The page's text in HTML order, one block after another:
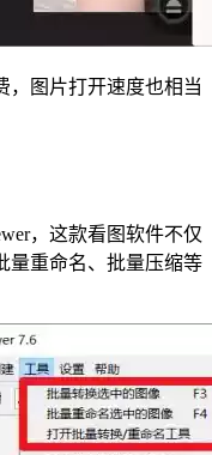
，图片打开速度也相当
，这款看图软件不仅
量重命名、批量压缩等